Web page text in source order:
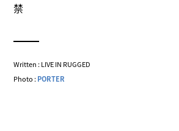
禁
Written : LIVE IN RUGGED
Photo :PORTER